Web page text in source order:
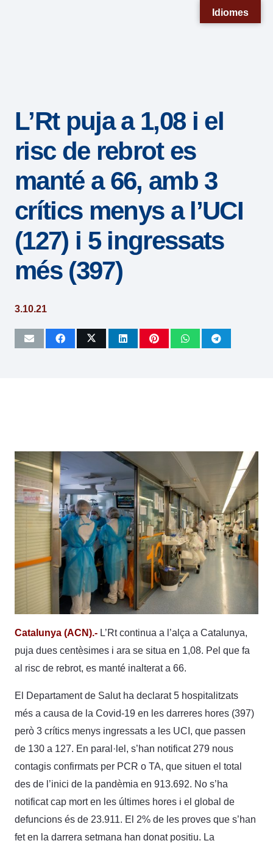
sistema
accesibilidad.
L’Rt puja a 1,08 i el
risc de rebrot es
manté a 66, amb 3
crítics menys a l’UCI
(127) i 5 ingressats
més (397)
3.10.21
Catalunya (ACN).- L’Rt continua a l’alça a Catalunya,
puja dues centèsimes i ara se situa en 1,08. Pel que fa
al risc de rebrot, es manté inalterat a 66.
El Departament de Salut ha declarat 5 hospitalitzats
més a causa de la Covid-19 en les darreres hores (397)
però 3 crítics menys ingressats a les UCI, que passen
de 130 a 127. En paral·lel, s’han notificat 279 nous
contagis confirmats per PCR o TA, que situen el total
des de l’inici de la pandèmia en 913.692. No s’ha
notificat cap mort en les últimes hores i el global de
defuncions és de 23.911. El 2% de les proves que s’han
fet en la darrera setmana han donat positiu. La
Idiomes